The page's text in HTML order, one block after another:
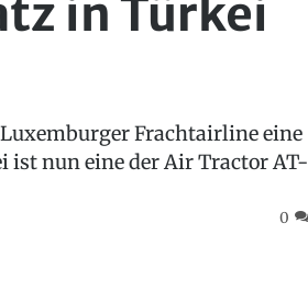
in Türkei
Frachtairline eine
nun eine der Air Tractor AT-
0